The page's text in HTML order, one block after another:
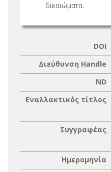
δικαιώματα.
DOI
Διεύθυνση Handle
ND
Εναλλακτικός τίτλος
Συγγραφέας
Ημερομηνία